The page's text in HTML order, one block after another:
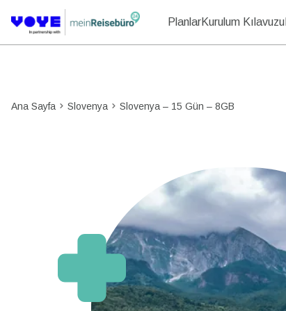
PlanlarKurulum Kılavuzu
Ana Sayfa Slovenya Slovenya – 15 Gün – 8GB